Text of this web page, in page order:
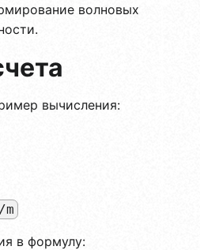
волновых
вычисления:
в формулу: